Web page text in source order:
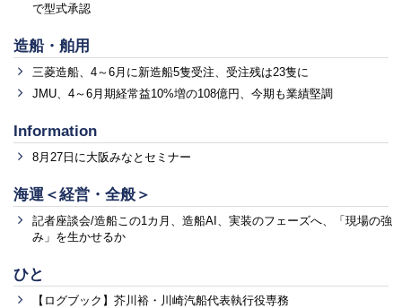
で型式承認
造船・舶用
三菱造船、4～6月に新造船5隻受注、受注残は23隻に
JMU、4～6月期経常益10%増の108億円、今期も業績堅調
Information
8月27日に大阪みなとセミナー
海運＜経営・全般＞
記者座談会/造船この1カ月、造船AI、実装のフェーズへ、「現場の強
み」を生かせるか
ひと
【ログブック】芥川裕・川崎汽船代表執行役専務